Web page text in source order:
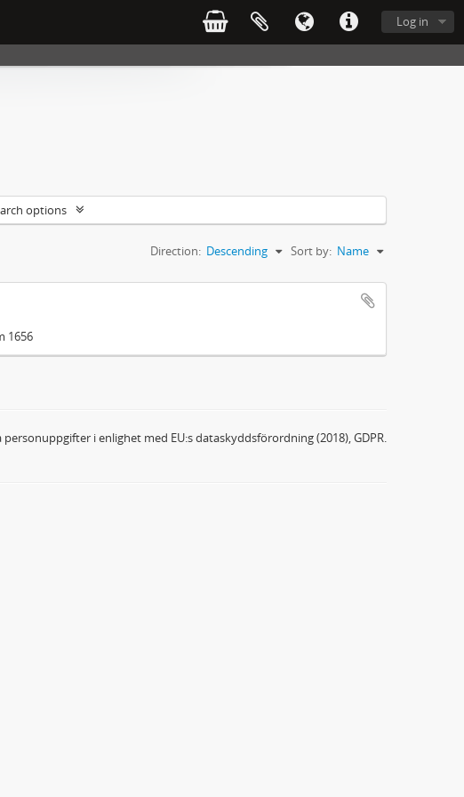
Log in
options
Sort by: Name
Direction: Descending
1656
i enlighet med EU:s dataskyddsförordning (2018), GDPR.